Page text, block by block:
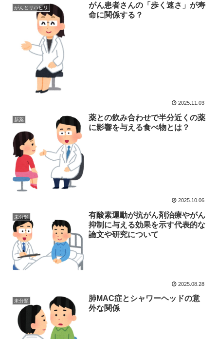
がんとリハビリ
がん患者さんの「歩く速さ」が寿
命に関係する？
2025.11.03
新薬
薬との飲み合わせで半分近くの薬
に影響を与える食べ物とは？
2025.10.06
未分類
有酸素運動が抗がん剤治療やがん
抑制に与える効果を示す代表的な
論文や研究について
2025.08.28
未分類
肺MAC症とシャワーヘッドの意
外な関係